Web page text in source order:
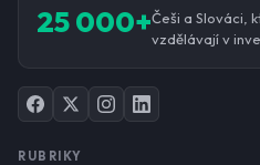
25 000+Češi a Slováci,
vzdělávají v
RUBRIKY